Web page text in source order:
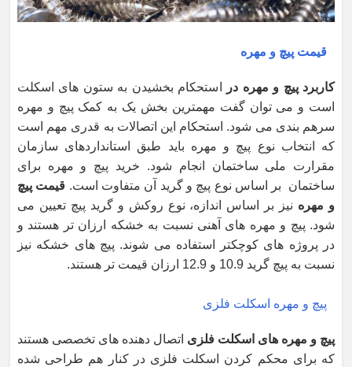
قیمت پیچ و مهره
کاربرد پیچ و مهره در
استحکام بخشیدن به ستون های اسکلت
است و می توان گفت مهمترین بخش یک به کمک پیچ و مهره
سرهم بندی می شود. استحکام این اتصالات به قدری مهم است
که انتخاب نوع پیچ و مهره باید طبق استانداردهای سازمان
مقرارت ملی ساختمان انجام شود. خرید پیچ و مهره برای
ساختمان بر اساس نوع پیچ و گرید آن متفاوت است. قیمت پیچ
و مهره نیز بر اساس اندازه، نوع روکش و گرید پیچ تعیین می
شود. پیچ و مهره های آهنی نسبت به خشکه ارزان تر هستند و
در پروژه های کوچکتر استفاده می شوند. پیچ های خشکه نیز
نسبت به پیچ گرید 10.9 و 12.9 ارزان قیمت تر هستند.
پیچ و مهره اسکلت فلزی
پیچ و مهره های اسکلت فلزی اتصال دهنده های تخصصی هستند
که برای محکم کردن اسکلت فلزی در کنار هم طراحی شده